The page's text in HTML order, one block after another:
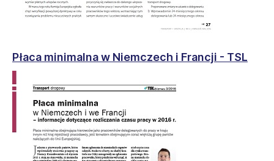
Płaca minimalna w Niemczech i Francji - TSL